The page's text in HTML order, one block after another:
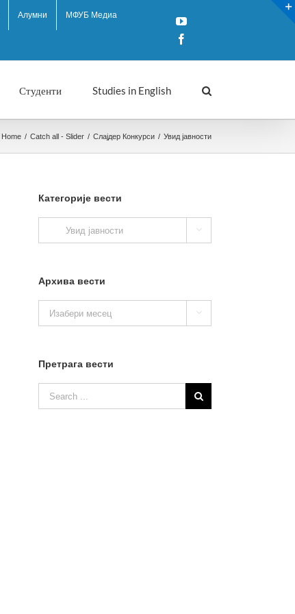
Алумни МФУБ Медиа
YouTube
Студенти Studies in English
Home / Catch all - Slider / Слајдер Конкурси / Увид јавности
Категорије вести

Архива вести
вести

Претрага вести